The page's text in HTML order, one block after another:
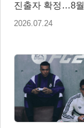
진출자 확정…8
서 본선 개최
2026.07.24